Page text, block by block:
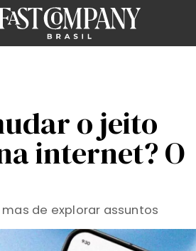
o jeito
internet? O
de explorar assuntos